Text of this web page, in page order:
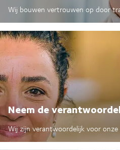
Wij bouwen vertrouwen op door
Neem de
Wij zijn verantwoordelijk voor